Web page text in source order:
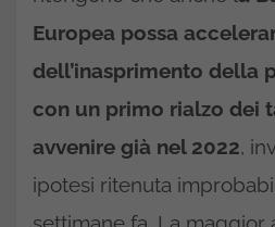
Europea possa
dell’inasprimento della
con un primo rialzo dei
avvenire già nel 2022,
ipotesi ritenuta
settimane fa. La